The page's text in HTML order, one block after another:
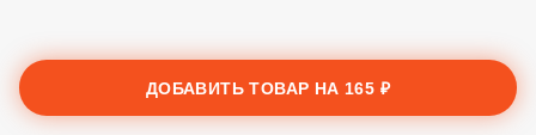
ДОБАВИТЬ ТОВАР НА 165 ₽